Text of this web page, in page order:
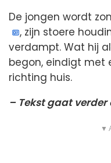
De jongen wordt
, zijn stoere
verdampt. Wat hij
begon, eindigt met
richting huis.
– Tekst gaat
▼